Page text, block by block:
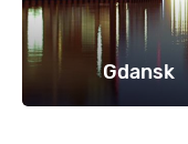
Gdansk